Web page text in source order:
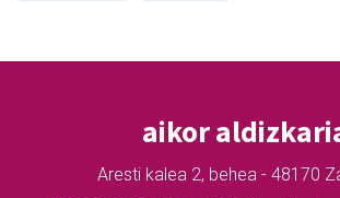
aikor
Aresti kalea 2, behea - 48170